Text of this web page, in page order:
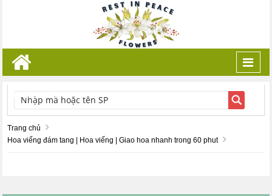
TÌM KIẾM
Trang chủ
Hoa viếng đám tang | Hoa viếng | Giao hoa nhanh trong 60 phut